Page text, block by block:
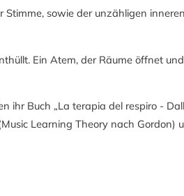
sowie der unzähligen
Ein Atem, der Räume öffnet
Buch „La terapia del respiro -
Learning Theory nach Gordon)